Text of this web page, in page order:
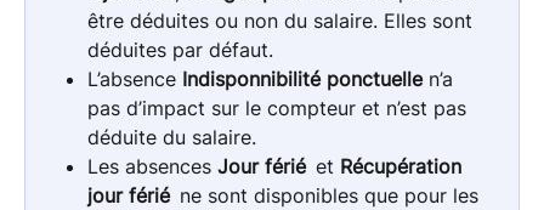
être déduites ou non du salaire. Elles sont
déduites par défaut.
L’absence Indisponnibilité ponctuelle n’a
pas d’impact sur le compteur et n’est pas
déduite du salaire.
Les absences Jour férié et Récupération
jour férié ne sont disponibles que pour les